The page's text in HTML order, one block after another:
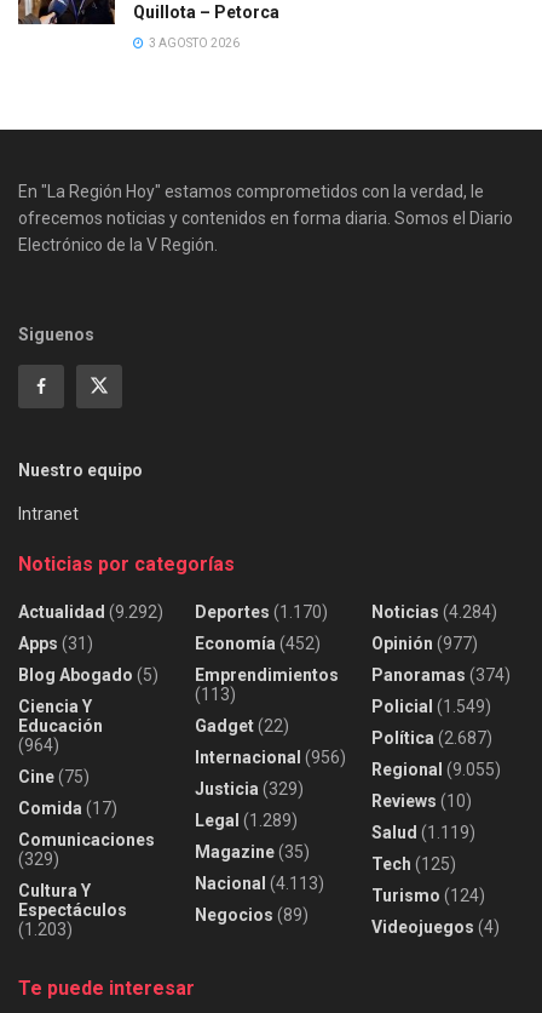
Quillota – Petorca
3 AGOSTO 2026
En "La Región Hoy" estamos comprometidos con la verdad, le
ofrecemos noticias y contenidos en forma diaria. Somos el Diario
Electrónico de la V Región.
Siguenos
Nuestro equipo
Intranet
Noticias por categorías
Actualidad (9.292)
Apps (31)
Blog Abogado (5)
Ciencia Y
Educación
(964)
Cine(75)
Comida (17)
Comunicaciones
(329)
Cultura Y
Espectáculos
(1.203)
Deportes (1.170)
Economía (452)
Emprendimientos
(113)
Gadget(22)
Internacional (956)
Justicia (329)
Legal (1.289)
Magazine(35)
Nacional (4.113)
Negocios (89)
Noticias (4.284)
Opinión (977)
Panoramas (374)
Policial (1.549)
Política (2.687)
Regional (9.055)
Reviews (10)
Salud (1.119)
Tech (125)
Turismo (124)
Videojuegos (4)
Te puede interesar